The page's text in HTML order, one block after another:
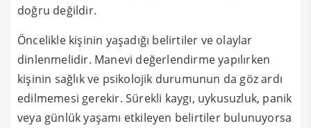
doğru değildir.
Öncelikle kişinin yaşadığı belirtiler ve olaylar
dinlenmelidir. Manevi değerlendirme yapılırken
kişinin sağlık ve psikolojik durumunun da göz ardı
edilmemesi gerekir. Sürekli kaygı, uykusuzluk, panik
veya günlük yaşamı etkileyen belirtiler bulunuyorsa